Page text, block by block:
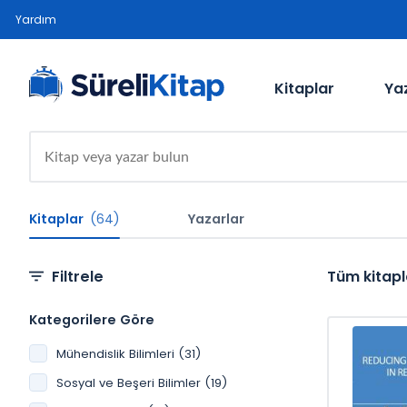
Yardım
Kitaplar
Kitaplar (64) Yazarlar
Filtrele
Kategorilere Göre
Mühendislik Bilimleri (31)
Sosyal ve Beşeri Bilimler (19)
Tüm